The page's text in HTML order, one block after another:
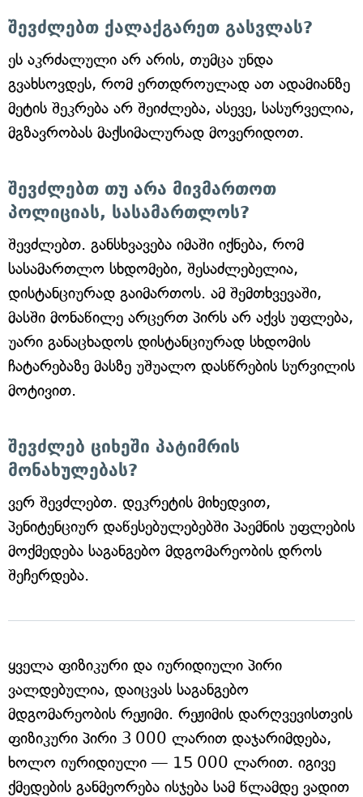
შევძლებთ ქალაქგარეთ გასვლას?
ეს აკრძალული არ არის, თუმცა უნდა
გვახსოვდეს, რომ ერთდროულად ათ ადამიანზე
მეტის შეკრება არ შეიძლება, ასევე, სასურველია,
მგზავრობას მაქსიმალურად მოვერიდოთ.
შევძლებთ თუ არა მივმართოთ
პოლიციას, სასამართლოს?
შევძლებთ. განსხვავება იმაში იქნება, რომ
სასამართლო სხდომები, შესაძლებელია,
დისტანციურად გაიმართოს. ამ შემთხვევაში,
მასში მონაწილე არცერთ პირს არ აქვს უფლება,
უარი განაცხადოს დისტანციურად სხდომის
ჩატარებაზე მასზე უშუალო დასწრების სურვილის
მოტივით.
შევძლებ ციხეში პატიმრის
მონახულებას?
ვერ შევძლებთ. დეკრეტის მიხედვით,
პენიტენციურ დაწესებულებებში პაემნის უფლების
მოქმედება საგანგებო მდგომარეობის დროს
შეჩერდება.
ყველა ფიზიკური და იურიდიული პირი
ვალდებულია, დაიცვას საგანგებო
მდგომარეობის რეჟიმი. რეჟიმის დარღვევისთვის
ფიზიკური პირი 3 000 ლარით დაჯარიმდება,
ხოლო იურიდიული — 15 000 ლარით. იგივე
ქმედების განმეორება ისჯება სამ წლამდე ვადით